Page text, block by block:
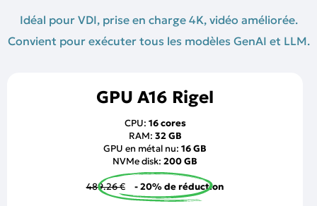
Idéal pour VDI, prise en charge 4K, vidéo améliorée.
Convient pour exécuter tous les modèles GenAI et LLM.
GPU A16 Rigel
CPU: 16 cores
RAM: 32 GB
GPU en métal nu: 16 GB
NVMe disk: 200 GB
489.26 € - 20% de réduction